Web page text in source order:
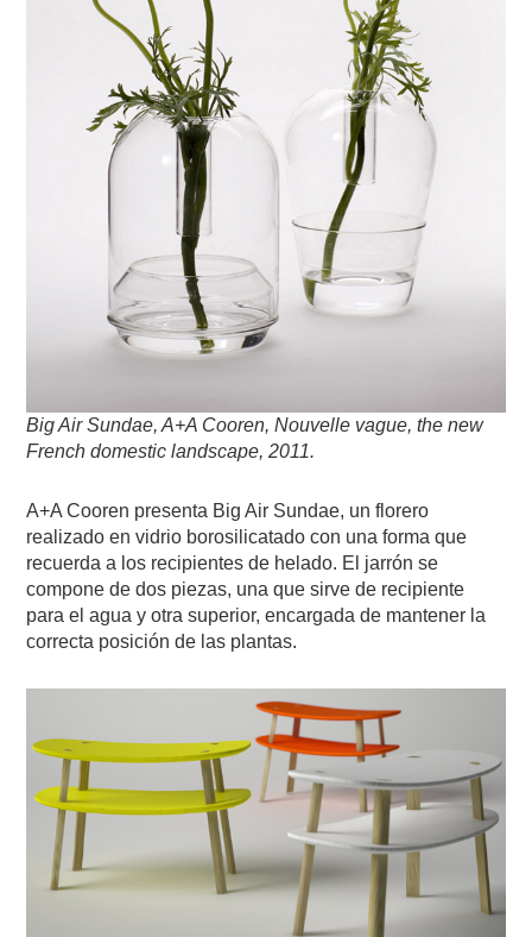
Big Air Sundae, A+A Cooren, Nouvelle vague, the new
French domestic landscape, 2011.
A+A Cooren presenta Big Air Sundae, un florero
realizado en vidrio borosilicatado con una forma que
recuerda a los recipientes de helado. El jarrón se
compone de dos piezas, una que sirve de recipiente
para el agua y otra superior, encargada de mantener la
correcta posición de las plantas.